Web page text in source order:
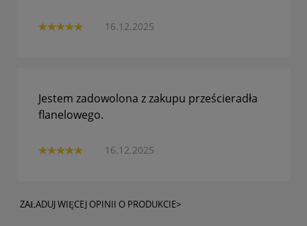
16.12.2025
16.12.2025
Jestem zadowolona z zakupu prześcieradła
flanelowego.
ZAŁADUJ WIĘCEJ OPINII O PRODUKCIE>